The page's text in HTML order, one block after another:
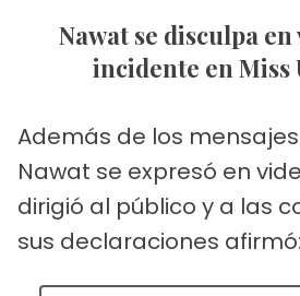
Nawat se disculpa en video por el
incidente en Miss
Además de los
Nawat se expresó en
dirigió al público y a las
sus declaraciones afirmó: